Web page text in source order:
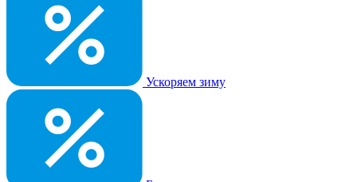
Ускоряем зиму